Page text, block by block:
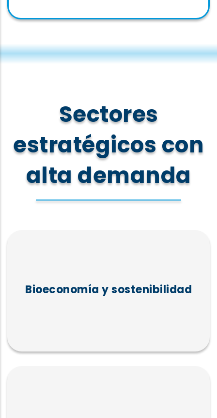
Sectores
estratégicos con
alta demanda
Bioeconomía y sostenibilidad